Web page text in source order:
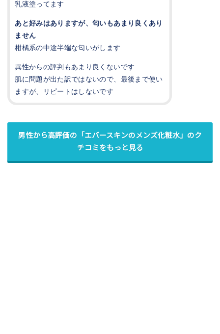
乳液塗ってます
あと好みはありますが、匂いもあまり良くあり
ません
柑橘系の中途半端な匂いがします
異性からの評判もあまり良くないです
肌に問題が出た訳ではないので、最後まで使い
ますが、リピートはしないです
男性から高評価の「エバースキンのメンズ化粧水」のク
チコミをもっと見る